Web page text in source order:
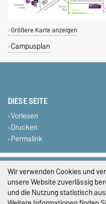
Größere Karte anzeigen
Campusplan
DIESE SEITE
Vorlesen
Drucken
Permalink
Wir verwenden Cookies und
unsere Website zuverlässig
und die Nutzung statistisch